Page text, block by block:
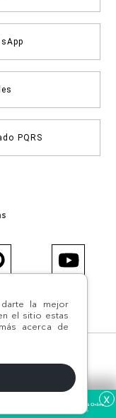
darte la mejor
el sitio estas
acerca de
x
PQRS